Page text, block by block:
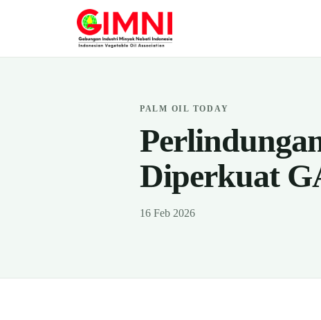
PALM OIL TODAY
Diperkuat
16 Feb 2026